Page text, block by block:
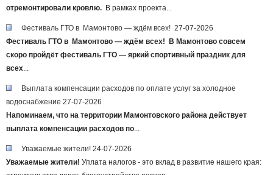
отремонтировали кровлю. ⁣ В рамках проекта...
Фестиваль ГТО в Мамонтово — ждём всех! 27-07-2026
Фестиваль ГТО в Мамонтово — ждём всех!
В Мамонтово совсем
скоро пройдёт фестиваль ГТО — яркий спортивный праздник для
всех...
Выплата компенсации расходов по оплате услуг за холодное
водоснабжение 27-07-2026
Напоминаем, что на территории Мамонтовского района действует
выплата компенсации расходов по...
Уважаемые жители! 24-07-2026
Уважаемые жители! Уплата налогов - это вклад в развитие нашего края: